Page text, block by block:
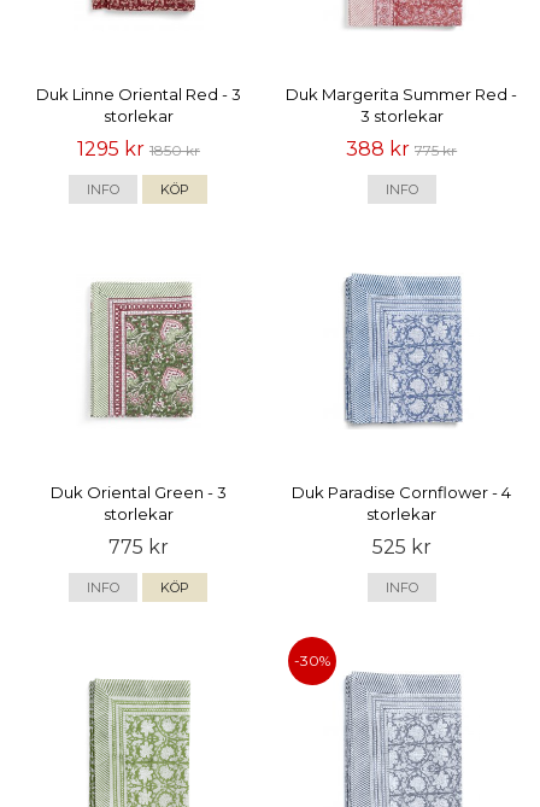
Duk Linne Oriental Red - 3
storlekar
1295 kr 1850 kr
INFO KÖP
Duk Margerita Summer Red -
3 storlekar
388 kr 775 kr
INFO
Duk Oriental Green - 3
storlekar
775 kr
INFO KÖP
Duk Paradise Cornflower - 4
storlekar
525 kr
INFO
-30%